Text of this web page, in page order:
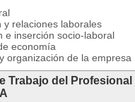
y relaciones laborales
e inserción socio-laboral
economía
organización de la empresa
Trabajo del